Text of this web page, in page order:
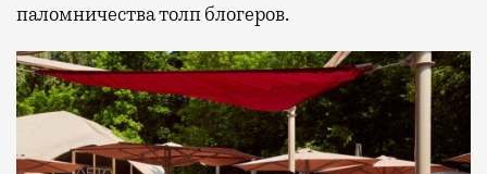
паломничества толп блогеров.